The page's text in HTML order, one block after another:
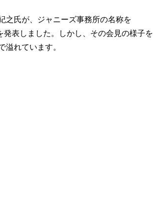
之氏が、ジャニーズ事務所の名称を
発表しました。しかし、その会見の様子を
れています。